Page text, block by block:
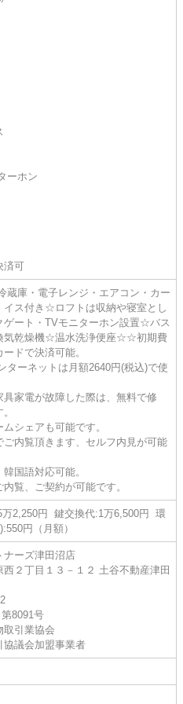
ーホン
済可
蔵庫・電子レンジ・エアコン・カー
イス付き☆ロフトは収納や寝室とし
ート・TVモニターホン設置☆バス
気乾燥機☆温水洗浄便座☆☆初期費
ドで決済可能。
ターネットは月額2640円(税込)で使
家電が故障した際は、無料で修
シェアも可能です。
内覧頂きます、セルフ内見が可能
国語対応可能。
覧、ご契約が可能です。
万2,250円 鍵交換代:1万6,500円 環
円（月額）
ナーズ津田沼店
２丁目１３－１２ 土谷不動産津田
8091号
取引業協会
協議会加盟事業者